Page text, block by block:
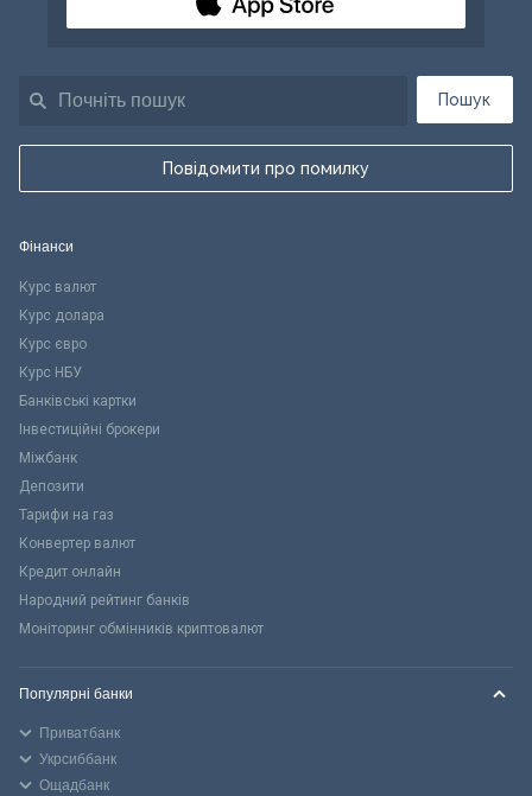
Пошук
Повідомити про помилку
Фінанси
Курс валют
Курс долара
Курс євро
Курс НБУ
Банківські картки
Інвестиційні брокери
Міжбанк
Депозити
Тарифи на газ
Конвертер валют
Кредит онлайн
Народний рейтинг банків
Моніторинг обмінників криптовалют
Популярні банки
Приватбанк
Укрсиббанк
Ощадбанк